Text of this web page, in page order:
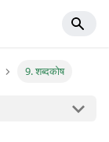
9. शब्दकोष